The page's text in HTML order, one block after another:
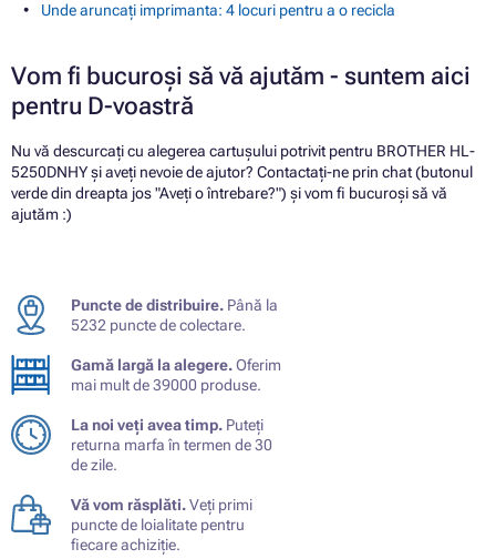
Unde aruncați imprimanta: 4 locuri pentru a o recicla
Vom fi bucuroși să vă ajutăm - suntem aici
pentru D-voastră
Nu vă descurcați cu alegerea cartușului potrivit pentru BROTHER HL-
5250DNHY și aveți nevoie de ajutor? Contactați-ne prin chat (butonul
verde din dreapta jos "Aveți o întrebare?") și vom fi bucuroși să vă
ajutăm :)
Puncte de distribuire. Până la
5232 puncte de colectare.
Gamă largă la alegere.Oferim
mai mult de 39000 produse.
La noi veți avea timp. Puteți
returna marfa în termen de 30
de zile.
Vă vom răsplăti.Veți primi
puncte de loialitate pentru
fiecare achiziție.